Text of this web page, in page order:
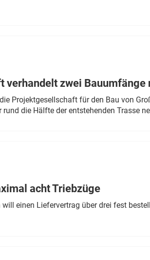
zwei Bauumfänge
Projektgesellschaft für den Bau von
die Hälfte der entstehenden Trasse
acht Triebzüge
einen Liefervertrag über drei fest